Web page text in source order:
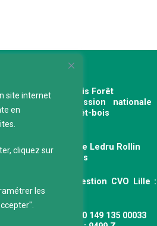
site internet
en
cliquez sur
les
France Bois Forêt
Interprofession
filière forêt-bois
120 avenue Ledru Rollin
75011 Paris
Service gestion CVO Lille
88 39 63
SIRET : 490 149 135 00033